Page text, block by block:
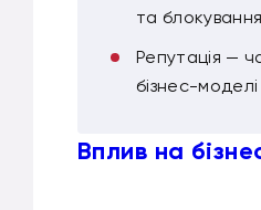
та блокування
Репутація —
бізнес-моделі
Вплив на